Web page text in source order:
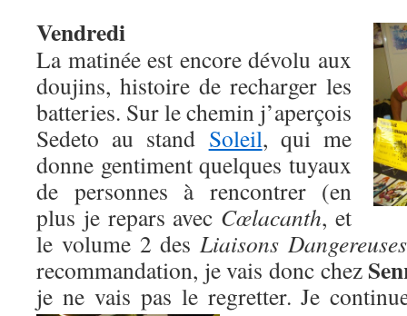
Vendredi
La matinée est encore dévolu aux
doujins, histoire de recharger les
batteries. Sur le chemin j’aperçois
Sedeto au stand Soleil, qui me
donne gentiment quelques tuyaux
de personnes à rencontrer (en
plus je repars avec Cœlacanth, et
le volume 2 desLiaisons Dangereuses
recommandation, je vais donc chez
je ne vais pas le regretter. Je